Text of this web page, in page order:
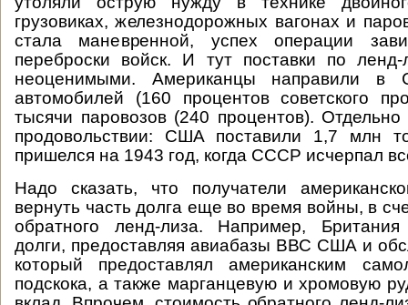
грузовиках, железнодорожных вагонах и
стала маневренной, успех операции
переброски войск. И тут поставки по
неоценимыми. Американцы направили
автомобилей (160 процентов советского
тысячи паровозов (240 процентов). Отдельно
продовольствии: США поставили 1,7 млн
пришелся на 1943 год, когда СССР исчерпал
Надо сказать, что получатели
вернуть часть долга еще во время войны, в
обратного ленд-лиза. Например,
долги, предоставляя авиабазы ВВС США и
который предоставлял американским
подскока, а также марганцевую и хромовую